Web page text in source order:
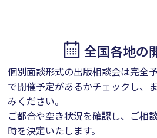
全国各地の
個別面談形式の出版相談会は完全
で開催予定があるかチェックし、
みください。
ご都合や空き状況を確認し、ご相
時を決定いたします。